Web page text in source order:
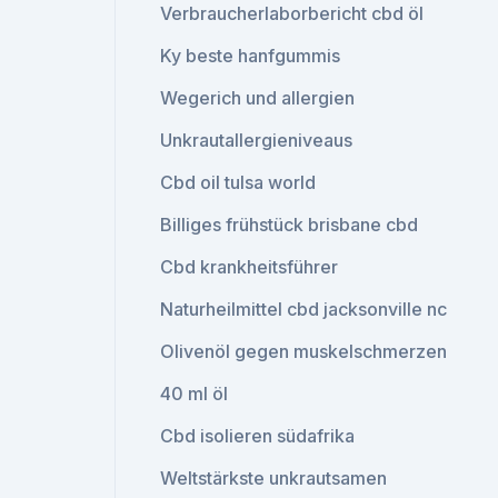
Verbraucherlaborbericht cbd öl
Ky beste hanfgummis
Wegerich und allergien
Unkrautallergieniveaus
Cbd oil tulsa world
Billiges frühstück brisbane cbd
Cbd krankheitsführer
Naturheilmittel cbd jacksonville nc
Olivenöl gegen muskelschmerzen
40 ml öl
Cbd isolieren südafrika
Weltstärkste unkrautsamen